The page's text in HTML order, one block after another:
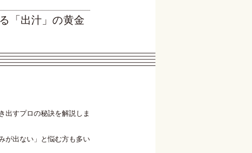
「出汁」の黄金
出すプロの秘訣を解説しま
が出ない」と悩む方も多い